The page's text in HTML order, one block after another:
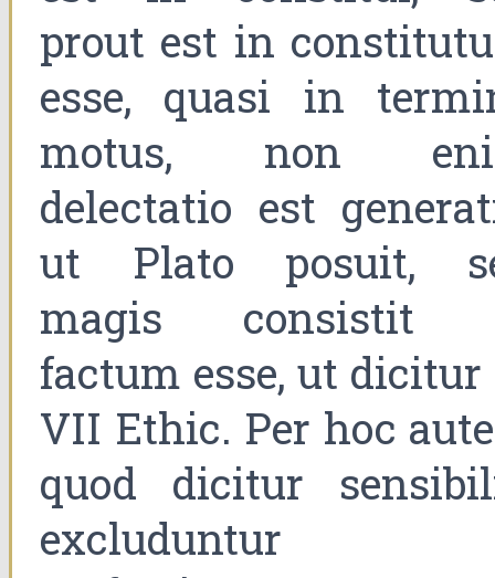
prout est in
esse, quasi in
motus, non
delectatio est
ut Plato posuit,
magis consistit
factum esse, ut
VII Ethic. Per hoc
quod dicitur
excluduntur